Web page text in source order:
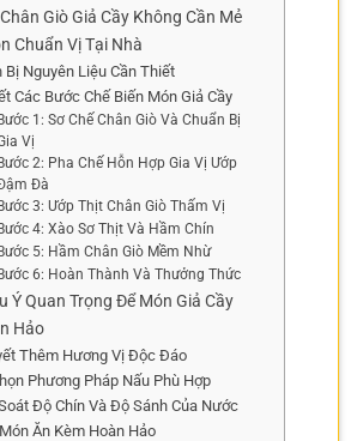
Giò Giả Cầy Không Cần Mẻ
Chuẩn Vị Tại Nhà
Bị Nguyên Liệu Cần Thiết
Các Bước Chế Biến Món Giả Cầy
1: Sơ Chế Chân Giò Và Chuẩn Bị
Vị
2: Pha Chế Hỗn Hợp Gia Vị Ướp
Đà
3: Ướp Thịt Chân Giò Thấm Vị
4: Xào Sơ Thịt Và Hầm Chín
5: Hầm Chân Giò Mềm Nhừ
6: Hoàn Thành Và Thưởng Thức
Ý Quan Trọng Để Món Giả Cầy
Hảo
Thêm Hương Vị Độc Đáo
Phương Pháp Nấu Phù Hợp
Độ Chín Và Độ Sánh Của Nước
Ăn Kèm Hoàn Hảo